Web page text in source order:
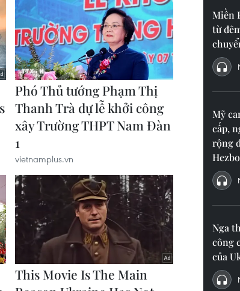
Miền
từ
Mỹ
cấp,
rộng
Nga
công
của